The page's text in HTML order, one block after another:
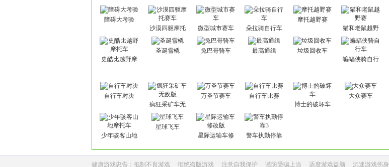
障碍大考验
沙漠四驱摩托
微型城市赛车 朵拉骑自行车
摩托越野赛
猫和老鼠越野
史酷比越野摩
圣诞雪橇 兔巴哥骑车 最高通缉
垃圾回收车
蝙蝠侠骑自行
自行车对决
疯狂采矿车无
万圣节赛车
自行车比赛
博士的破坏车
大众赛车
少年骇客山地
星球飞车
星际运输车修
警车执勤停靠
健康游戏忠告：抵制不良游戏 拒绝盗版游戏 注意自我保护 谨防受骗上当 适度游戏益脑 沉迷游戏伤身